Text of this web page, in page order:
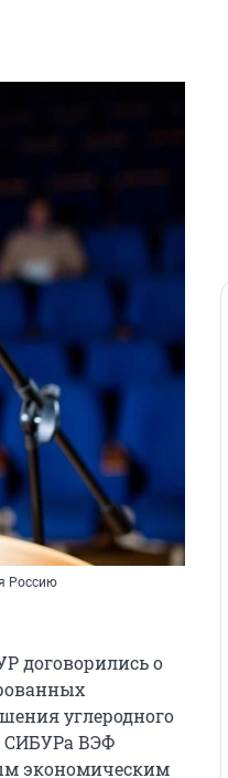
Россию
договорились о
углеродного
СИБУРа ВЭФ
экономическим